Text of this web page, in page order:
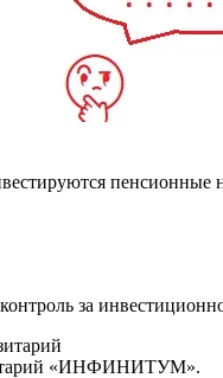
пенсионные
за
«ИНФИНИТУМ».